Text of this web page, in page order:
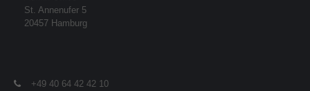
St. Annenufer 5
20457 Hamburg
+49 40 64 42 42 10